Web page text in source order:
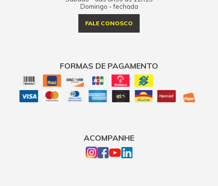
Domingo - fechada
FALE CONOSCO
FORMAS DE PAGAMENTO
ACOMPANHE